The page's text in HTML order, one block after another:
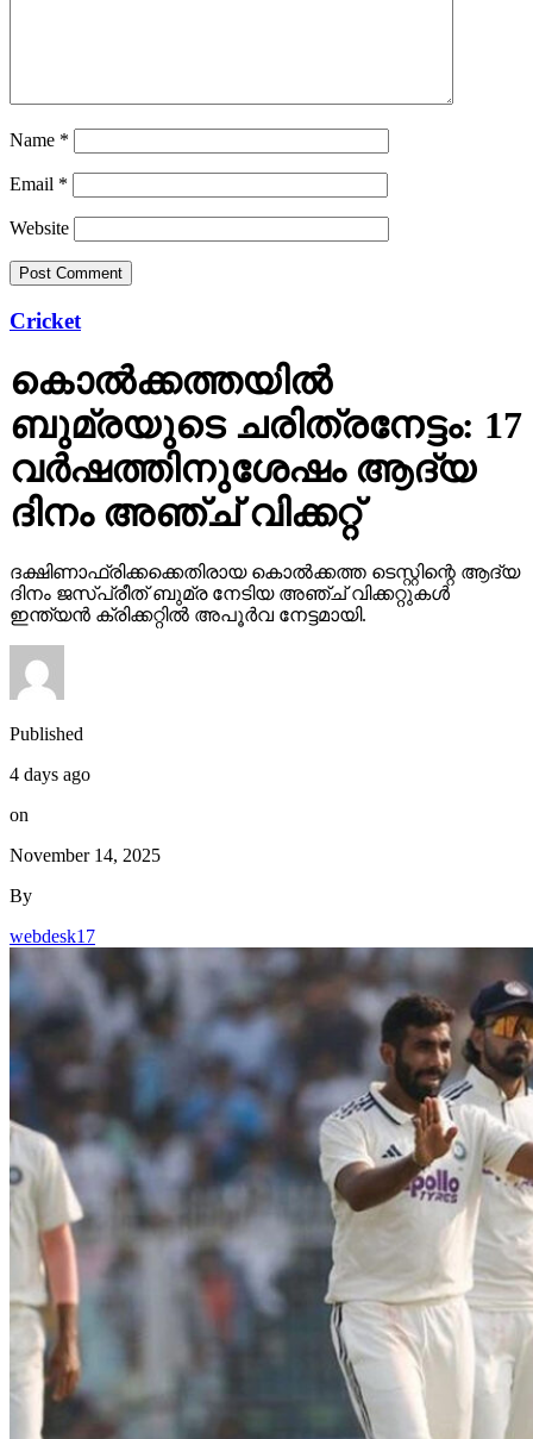
Name *
Email *
Website
Cricket
കൊല്‍ക്കത്തയില്‍
ബുമ്രയുടെ ചരിത്രനേട്ടം: 17
വര്‍ഷത്തിനുശേഷം ആദ്യ
ദിനം അഞ്ച് വിക്കറ്റ്
ദക്ഷിണാഫ്രിക്കക്കെതിരായ കൊല്‍ക്കത്ത ടെസ്റ്റിന്റെ ആദ്യ
ദിനം ജസ്പ്രീത് ബുമ്ര നേടിയ അഞ്ച് വിക്കറ്റുകള്‍
ഇന്ത്യന്‍ ക്രിക്കറ്റില്‍ അപൂര്‍വ നേട്ടമായി.
Published
4 days ago
on
November 14, 2025
By
webdesk17